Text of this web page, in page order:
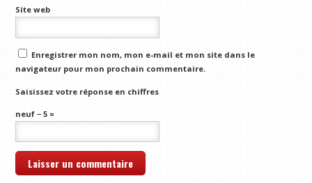
Site web
Enregistrer mon nom, mon e-mail et mon site dans le
navigateur pour mon prochain commentaire.
Saisissez votre réponse en chiffres
neuf − 5 =